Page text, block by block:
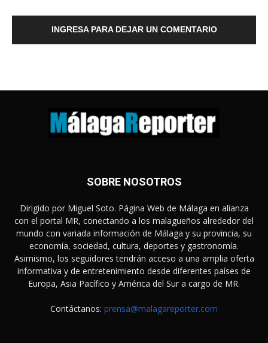
INGRESA PARA DEJAR UN COMENTARIO
SOBRE NOSOTROS
Dirigido por Miguel Soto. Página Web de Málaga en alianza
con el portal MR, conectando a los malagueños alrededor del
mundo con variada información de Málaga y su provincia, su
economía, sociedad, cultura, deportes y gastronomía.
Asimismo, los seguidores tendrán acceso a una amplia oferta
informativa y de entretenimiento desde diferentes países de
Europa, Asia Pacífico y América del Sur a cargo de MR.
Contáctanos: prensa@malagareporter.com